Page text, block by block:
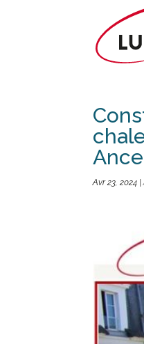
Avr 23, 2024 |